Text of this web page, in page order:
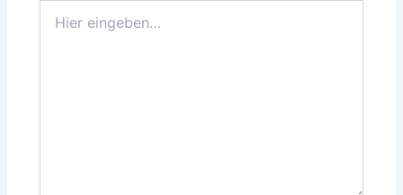
eingeben…